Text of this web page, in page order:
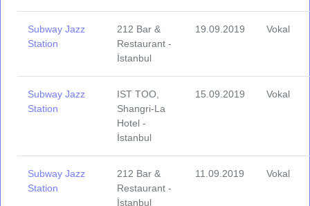
Subway Jazz
Station
212 Bar &
Restaurant -
İstanbul
19.09.2019 Vokal
Subway Jazz
Station
IST TOO,
Shangri-La
Hotel -
İstanbul
15.09.2019 Vokal
Subway Jazz
Station
212 Bar &
Restaurant -
İstanbul
11.09.2019 Vokal